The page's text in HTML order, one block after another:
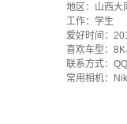
地区：山西大
工作：学生
爱好时间：
喜欢车型：
联系方式：
常用相机：